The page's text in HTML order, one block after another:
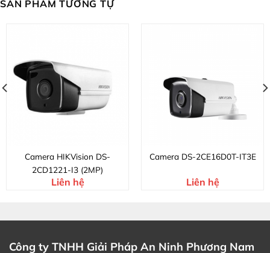
SẢN PHẨM TƯƠNG TỰ
Camera HIKVision DS-
2CD1221-I3 (2MP)
Liên hệ
Camera DS-2CE16D0T-IT3E
Liên hệ
Công ty TNHH Giải Pháp An Ninh Phương Nam